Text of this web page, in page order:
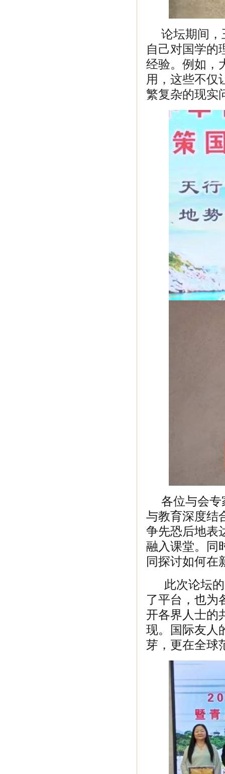
论坛期间
自己对国学的
经验。例如，
用，这些不仅
繁复杂的现实
各位与会专
与教育深度结
争先恐后地表
融入课堂。同
同探讨如何在
此次论坛的
了平台，也为
开各界人士的
现。国际友人
芽，更在全球